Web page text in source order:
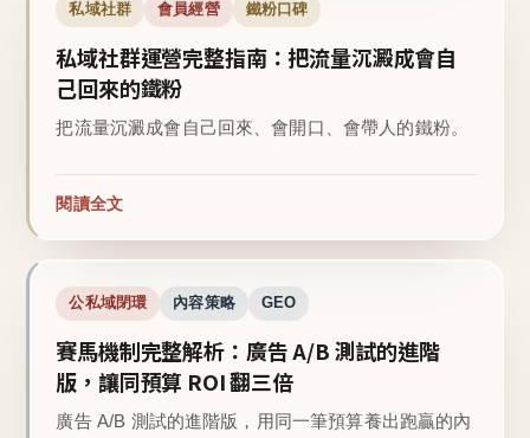
私域社群 會員經營 鐵粉口碑
私域社群運營完整指南：把流量沉澱成會自
己回來的鐵粉
把流量沉澱成會自己回來、會開口、會帶人的鐵粉。
閱讀全文
公私域閉環 內容策略 GEO
賽馬機制完整解析：廣告 A/B 測試的進階
版，讓同預算 ROI 翻三倍
廣告 A/B 測試的進階版，用同一筆預算養出跑贏的內